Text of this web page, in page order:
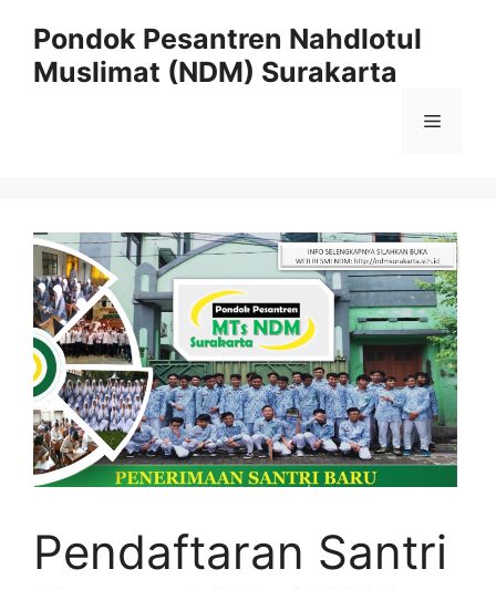
Pondok Pesantren Nahdlotul
Muslimat (NDM) Surakarta
Pendaftaran Santri